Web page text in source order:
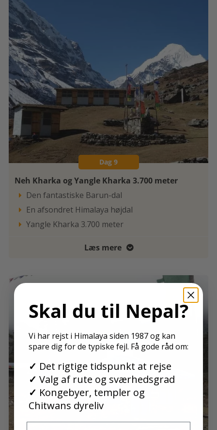
Dag 9
Neh Kharka og Yangle Kharka 3.700 meter
 Den fantastiske Barun-dal
 En afsondret Himalaya højdal
 Yangle Kharka 3.700 meter
Læs mere 
Skal du til Nepal?
Vi har rejst i Himalaya siden 1987 og kan
spare dig for de typiske fejl. Få gode råd om:
✓ Det rigtige tidspunkt at rejse
✓ Valg af rute og sværhedsgrad
✓ Kongebyer, templer og
Chitwans dyreliv